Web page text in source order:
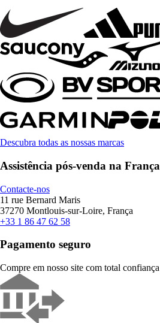
Descubra todas as nossas marcas
Assistência pós-venda na França
Contacte-nos
11 rue Bernard Maris
37270 Montlouis-sur-Loire, França
+33 1 86 47 62 58
Pagamento seguro
Compre em nosso site com total confiança